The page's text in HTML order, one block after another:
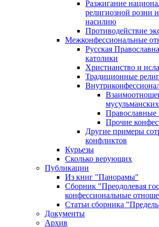
Разжигание
религиозной розни
насилию
Противодействие
Межконфессиональные
Русская
католики
Христианство и
Традиционные
Прочие
Другие примеры
конфликтов
Курьезы
Сколько верующих
Публикации
Из книг "Панорамы"
Сборник "Преодолевая
конфессиональные
Статьи сборника
Документы
Архив